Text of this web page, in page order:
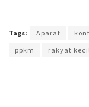
Tags: Aparat
ppkm
rakyat